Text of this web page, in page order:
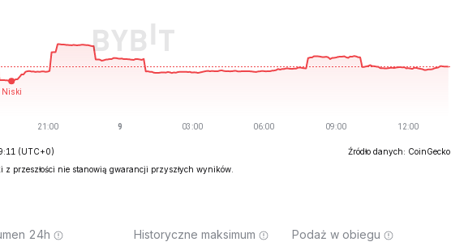
(UTC+0)
Źródło danych: CoinGecko
przeszłości nie stanowią gwarancji przyszłych wyników.
24h Historyczne maksimum Podaż w obiegu